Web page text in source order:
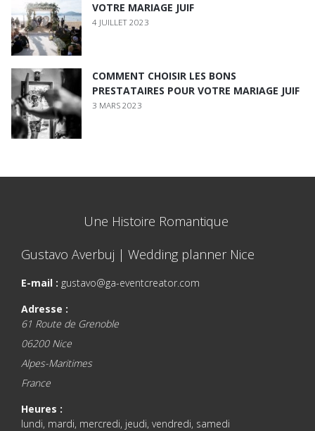
VOTRE MARIAGE JUIF
4 JUILLET 2023
COMMENT CHOISIR LES BONS
PRESTATAIRES POUR VOTRE MARIAGE JUIF
3 MARS 2023
Une Histoire Romantique
Gustavo Averbuj | Wedding planner Nice
E-mail : gustavo@ga-eventcreator.com
Adresse :
61 Route de Grenoble
06200 Nice
Alpes-Maritimes
France
Heures :
lundi, mardi, mercredi, jeudi, vendredi, samedi